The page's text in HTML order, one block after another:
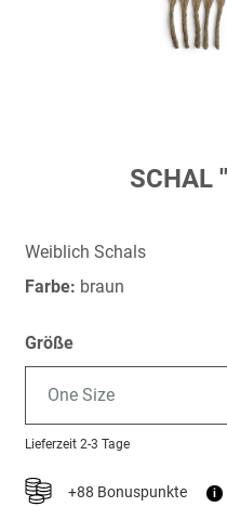
springen
SCHAL
Weiblich Schals
Farbe: braun
Größe
One Size
Lieferzeit 2-3 Tage
+88 Bonuspunkte i